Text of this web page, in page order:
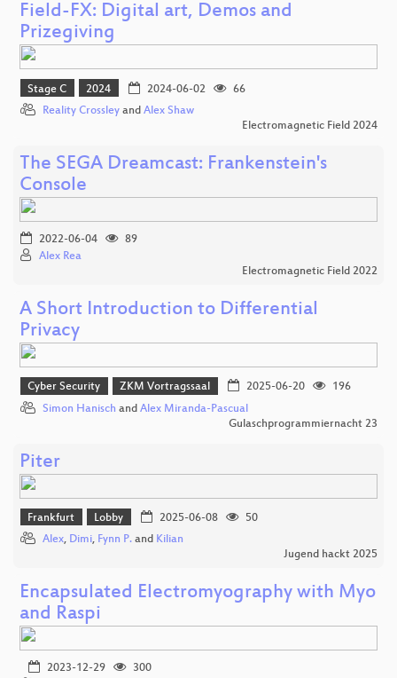
Field-FX: Digital art, Demos and
Prizegiving
Stage C 2024 2024-06-02
66
Reality Crossley and Alex Shaw
Electromagnetic Field 2024
The SEGA Dreamcast: Frankenstein's
Console
2022-06-04
89
Alex Rea
Electromagnetic Field 2022
A Short Introduction to Differential
Privacy
Cyber Security ZKM Vortragssaal 2025-06-20
196
Simon Hanisch and Alex Miranda-Pascual
Gulaschprogrammiernacht 23
Piter
Frankfurt Lobby 2025-06-08
50
Alex, Dimi, Fynn P. and Kilian
Jugend hackt 2025
Encapsulated Electromyography with Myo
and Raspi
2023-12-29
300